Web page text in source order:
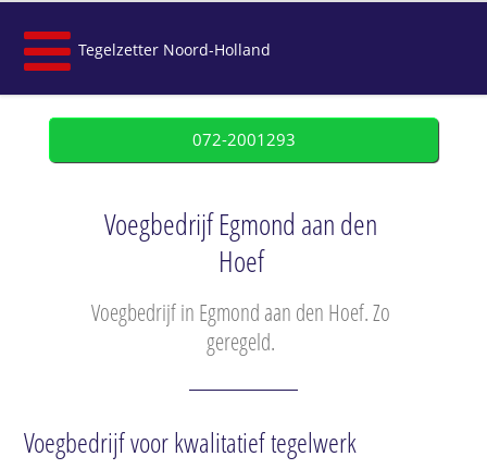
Tegelzetter Noord-Holland
072-2001293
Voegbedrijf Egmond aan den
Hoef
Voegbedrijf in Egmond aan den Hoef. Zo
geregeld.
Voegbedrijf voor kwalitatief tegelwerk